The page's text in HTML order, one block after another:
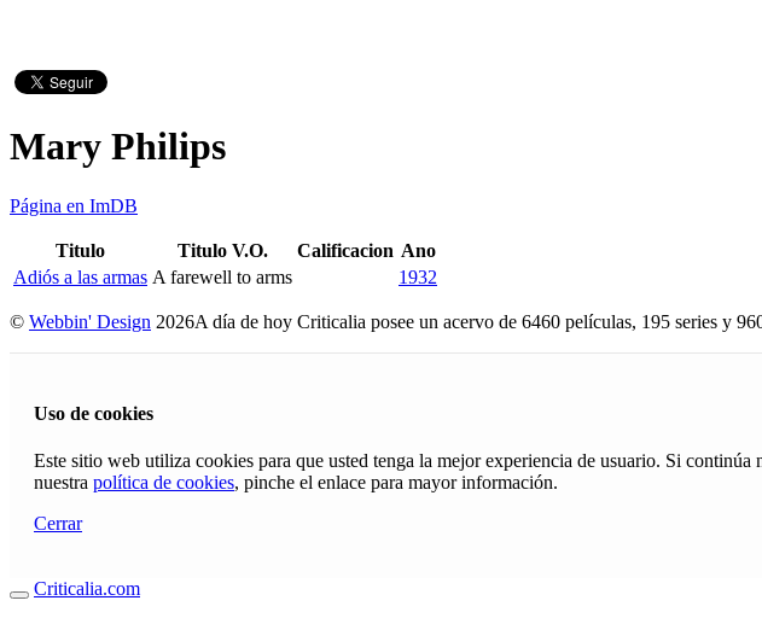
Mary Philips
Página en ImDB
Titulo Titulo V.O. Calificacion Ano
Adiós a las armas A farewell to arms 1932
© Webbin' Design 2026A día de hoy Criticalia posee un acervo de 6460 películas, 195 series y
Uso de cookies
Este sitio web utiliza cookies para que usted tenga la mejor experiencia de usuario. Si
nuestra política de cookies, pinche el enlace para mayor información.
Cerrar
Criticalia.com